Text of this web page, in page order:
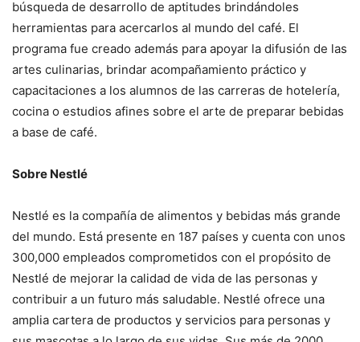
búsqueda de desarrollo de aptitudes brindándoles
herramientas para acercarlos al mundo del café. El
programa fue creado además para apoyar la difusión de las
artes culinarias, brindar acompañamiento práctico y
capacitaciones a los alumnos de las carreras de hotelería,
cocina o estudios afines sobre el arte de preparar bebidas
a base de café.
Sobre Nestlé
Nestlé es la compañía de alimentos y bebidas más grande
del mundo. Está presente en 187 países y cuenta con unos
300,000 empleados comprometidos con el propósito de
Nestlé de mejorar la calidad de vida de las personas y
contribuir a un futuro más saludable. Nestlé ofrece una
amplia cartera de productos y servicios para personas y